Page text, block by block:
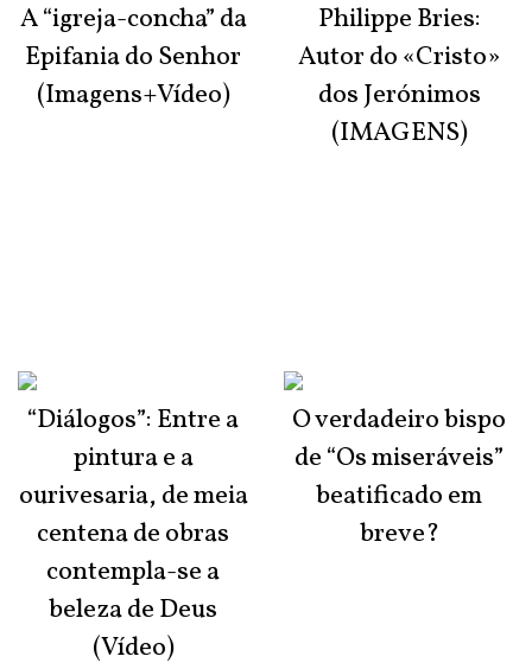
A “igreja-concha” da
Epifania do Senhor
(Imagens+Vídeo)
“Diálogos”: Entre a
pintura e a
ourivesaria, de meia
centena de obras
contempla-se a
beleza de Deus
(Vídeo)
Philippe Bries:
Autor do «Cristo»
dos Jerónimos
(IMAGENS)
O verdadeiro bispo
de “Os miseráveis”
beatificado em
breve?